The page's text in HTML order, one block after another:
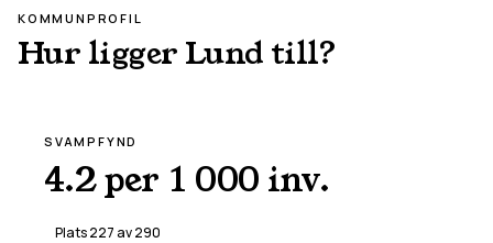
KOMMUNPROFIL
Hur ligger Lund till?
SVAMPFYND
4.2 per 1 000 inv.
Plats227 av290